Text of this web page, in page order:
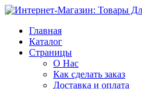
Главная
Каталог
Страницы
О Нас
Как сделать заказ
Доставка и оплата